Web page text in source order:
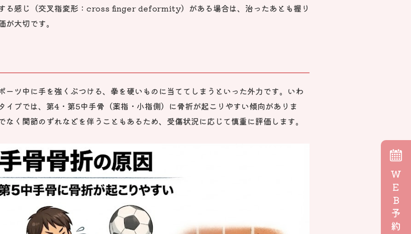
W
E
B
予
約
る感じ（交叉指変形：cross finger deformity）がある場合は、治ったあとも握り
大切です。
ーツ中に手を強くぶつける、拳を硬いものに当ててしまうといった外力です。いわ
イプでは、第4・第5中手骨（薬指・小指側）に骨折が起こりやすい傾向がありま
く関節のずれなどを伴うこともあるため、受傷状況に応じて慎重に評価します。